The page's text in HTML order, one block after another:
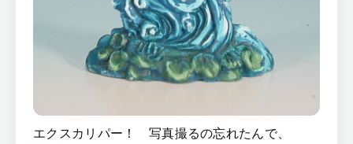
エクスカリパー！ 写真撮るの忘れたんで、